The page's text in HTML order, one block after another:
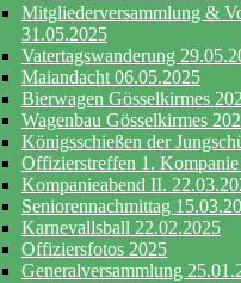
Mitgliederversammlung &
31.05.2025
Vatertagswanderung
Maiandacht 06.05.2025
Bierwagen Gösselkirmes
Wagenbau Gösselkirmes
Königsschießen der
Offizierstreffen 1.
Kompanieabend II.
Seniorennachmittag
Karnevallsball 22.02.2025
Offiziersfotos 2025
Generalversammlung